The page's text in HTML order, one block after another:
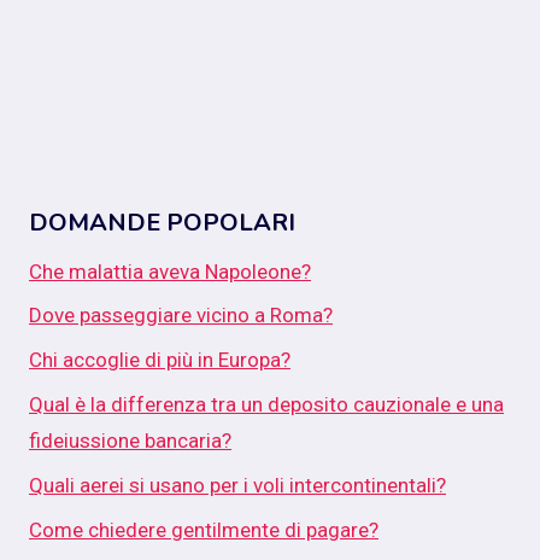
DOMANDE POPOLARI
Che malattia aveva Napoleone?
Dove passeggiare vicino a Roma?
Chi accoglie di più in Europa?
Qual è la differenza tra un deposito cauzionale e una
fideiussione bancaria?
Quali aerei si usano per i voli intercontinentali?
Come chiedere gentilmente di pagare?